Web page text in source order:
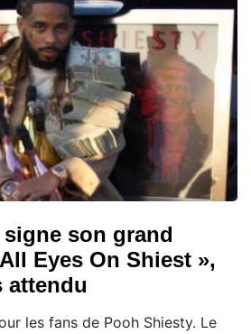
son grand
Eyes On Shiest »,
attendu
les fans de Pooh Shiesty. Le